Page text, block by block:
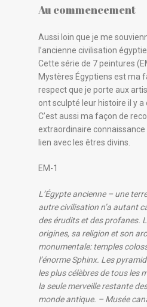
Au commencement
Aussi loin que je me
l’ancienne civilisation
Cette série de 7 peintures
Mystères Égyptiens est ma
respect que je porte aux
ont sculpté leur histoire il y a
C’est aussi ma façon de
extraordinaire connaissance
lien avec les êtres divins.
EM-1
L’Égypte ancienne – une
autre civilisation n’a autant
des érudits et des profanes.
origines, sa religion et son
monumentale: temples
l’énorme Sphinx. Les
les plus célèbres de tous les
la seule merveille restante
monde antique. – Musée